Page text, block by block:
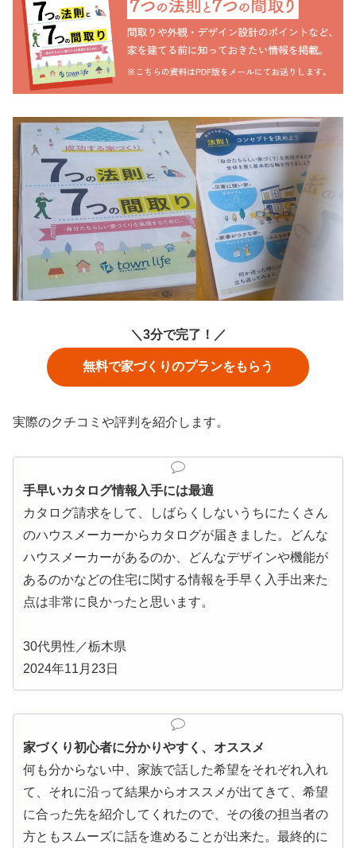
＼3分で完了！／
無料で家づくりのプランをもらう
実際のクチコミや評判を紹介します。
手早いカタログ情報入手には最適
カタログ請求をして、しばらくしないうちにたくさん
のハウスメーカーからカタログが届きました。どんな
ハウスメーカーがあるのか、どんなデザインや機能が
あるのかなどの住宅に関する情報を手早く入手出来た
点は非常に良かったと思います。
30代男性／栃木県
2024年11月23日
家づくり初心者に分かりやすく、オススメ
何も分からない中、家族で話した希望をそれぞれ入れ
て、それに沿って結果からオススメが出てきて、希望
に合った先を紹介してくれたので、その後の担当者の
方ともスムーズに話を進めることが出来た。最終的に